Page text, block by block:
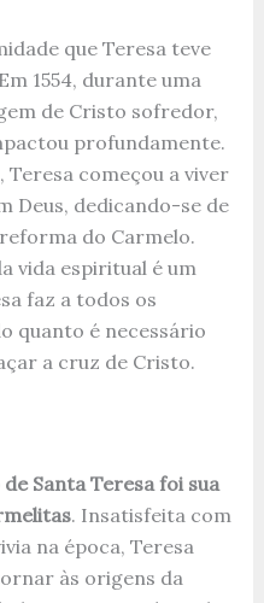
que Teresa teve
1554, durante uma
de Cristo sofredor,
profundamente.
começou a viver
Deus, dedicando-se de
do Carmelo.
vida espiritual é um
faz a todos os
quanto é necessário
a cruz de Cristo.
Santa Teresa foi sua
. Insatisfeita com
na época, Teresa
às origens da